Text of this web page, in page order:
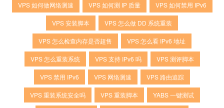
VPS 如何做网络测速 VPS 如何测 IP 质量 VPS 如何禁用 IPv6
VPS 安装脚本 VPS 怎么做 DD 系统重装
VPS 怎么检查内存是否超售 VPS 怎么看 IPv6 地址
VPS 怎么重装系统 VPS 支持 IPv6 吗 VPS 测评脚本
VPS 禁用 IPv6 VPS 网络测速 VPS 路由追踪
VPS 重装系统安全吗 VPS 重装脚本 YABS 一键测试